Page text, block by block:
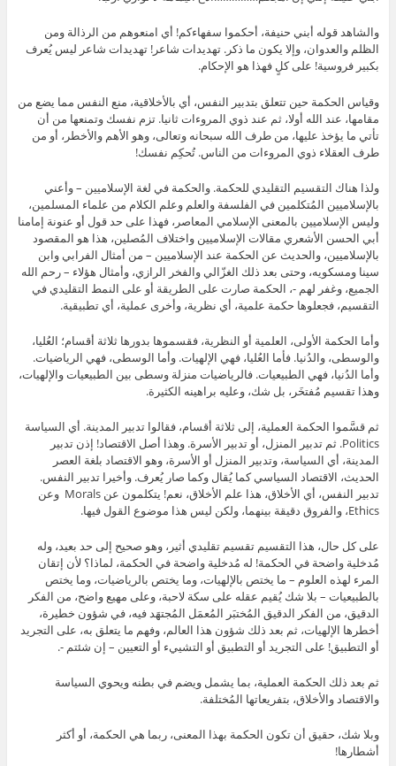
والشاهد قوله أبني حنيفة، أحكموا سفهاءكم! أي امنعوهم من الرذالة ومن
الظلم والعدوان، وإلا يكون ما ذكر. تهديدات شاعر! تهديدات شاعر ليس يُعرف
بكبير فروسية! على كلٍ فهذا هو الإحكام.
وقياس الحكمة حين تتعلق بتدبير النفس، أي بالأخلاقية، منع النفس مما يضع من
مقامها، عند الله أولا، ثم عند ذوي المروءات ثانيا. تزم نفسك وتمنعها من أن
تأتي ما يؤخذ عليها، من طرف الله سبحانه وتعالى، وهو الأهم والأخطر، أو من
طرف العقلاء ذوي المروءات من الناس. تُحكِم نفسك!
ولذا هناك التقسيم التقليدي للحكمة. والحكمة في لغة الإسلاميين – وأعني
بالإسلاميين المُتكلمين في الفلسفة والعلم وعلم الكلام من علماء المسلمين،
وليس الإسلاميين بالمعنى الإسلامي المعاصر، فهذا على حد قول أو عنونة إمامنا
أبي الحسن الأشعري مقالات الإسلاميين واختلاف المُصلين، هذا هو المقصود
بالإسلاميين، والحديث عن الحكمة عند الإسلاميين – من أمثال الفرابي وابن
سينا ومسكويه، وحتى بعد ذلك الغزّالي والفخر الرازي، وأمثال هؤلاء – رحم الله
الجميع، وغفر لهم -، الحكمة صارت على الطريقة أو على النمط التقليدي في
التقسيم، فجعلوها حكمة علمية، أي نظرية، وأخرى عملية، أي تطبيقية.
وأما الحكمة الأولى، العلمية أو النظرية، فقسموها بدورها ثلاثة أقسام؛ العُليا،
والوسطى، والدُنيا. فأما العُليا، فهي الإلهيات. وأما الوسطى، فهي الرياضيات.
وأما الدُنيا، فهي الطبيعيات. فالرياضيات منزلة وسطى بين الطبيعيات والإلهيات،
وهذا تقسيم مُفتخَر، بل شك، وعليه براهينه الكثيرة.
ثم قسَّموا الحكمة العملية، إلى ثلاثة أقسام، فقالوا تدبير المدينة. أي السياسة
Politics. ثم تدبير المنزل، أو تدبير الأسرة. وهذا أصل الاقتصاد! إذن تدبير
المدينة، أي السياسة، وتدبير المنزل أو الأسرة، وهو الاقتصاد بلغة العصر
الحديث، الاقتصاد السياسي كما يُقال وكما صار يُعرف. وأخيرا تدبير النفس.
تدبير النفس، أي الأخلاق، هذا علم الأخلاق، نعم! يتكلمون عن Morals وعن
Ethics، والفروق دقيقة بينهما، ولكن ليس هذا موضوع القول فيها.
على كل حال، هذا التقسيم تقسيم تقليدي أثير، وهو صحيح إلى حد بعيد، وله
مُدخلية واضحة في الحكمة! له مُدخلية واضحة في الحكمة، لماذا؟ لأن إتقان
المرء لهذه العلوم – ما يختص بالإلهيات، وما يختص بالرياضيات، وما يختص
بالطبيعيات – بلا شك يُقيم عقله على سكة لاحبة، وعلى مهيع واضح، من الفكر
الدقيق، من الفكر الدقيق المُختبَر المُعمَل المُجتهَد فيه، في شؤون خطيرة،
أخطرها الإلهيات، ثم بعد ذلك شؤون هذا العالم، وفهم ما يتعلق به، على التجريد
أو التطبيق! على التجريد أو التطبيق أو التشييء أو التعيين – إن شئتم -.
ثم بعد ذلك الحكمة العملية، بما يشمل ويضم في بطنه ويحوي السياسة
والاقتصاد والأخلاق، بتفريعاتها المُختلفة.
وبلا شك، حقيق أن تكون الحكمة بهذا المعنى، ربما هي الحكمة، أو أكثر
أشطارها!